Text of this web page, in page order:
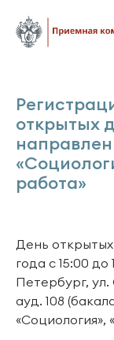
открытых
работа»
День открытых
года с 15:00 до
Петербург, ул.
ауд. 108
«Социология»,